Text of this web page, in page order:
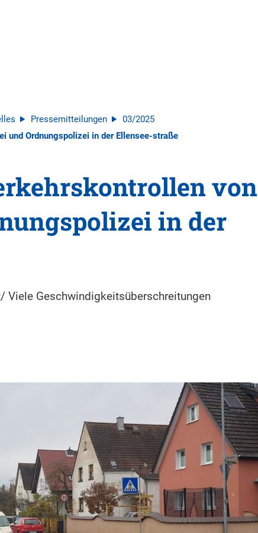
Pressemitteilungen
03/2025
und Ordnungspolizei in der Ellensee-straße
von
in der
Viele Geschwindigkeitsüberschreitungen